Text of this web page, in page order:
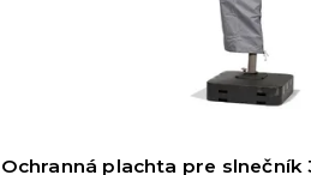
Ochranná plachta pre